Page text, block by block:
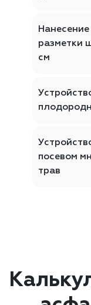
разметки
см
посевом
трав